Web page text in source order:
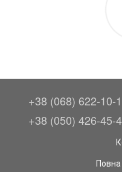
+38 (068) 622-10-
+38 (050) 426-45-
Повна